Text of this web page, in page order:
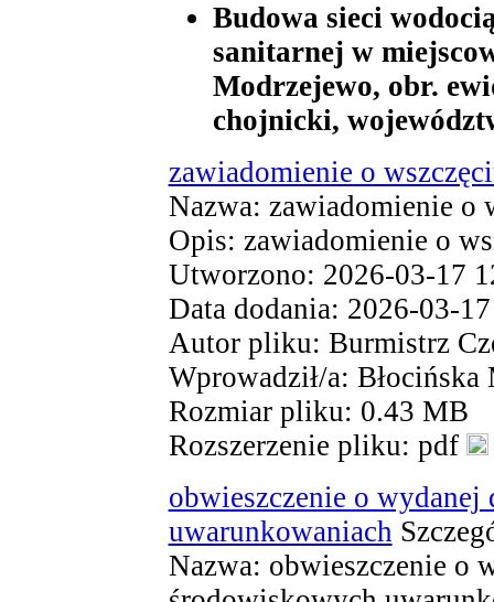
Budowa sieci
sanitarnej w
Modrzejewo, obr.
chojnicki,
zawiadomienie o
Nazwa: zawiadomienie o
Opis: zawiadomienie o
Utworzono: 2026-03-17
Data dodania: 2026-03-
Autor pliku: Burmistrz
Wprowadził/a: Błocińska
Rozmiar pliku: 0.43 MB
Rozszerzenie pliku: pdf
obwieszczenie o
uwarunkowaniach
Nazwa: obwieszczenie o